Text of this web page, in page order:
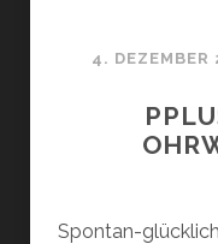
4. DEZEMBER
Spontan-